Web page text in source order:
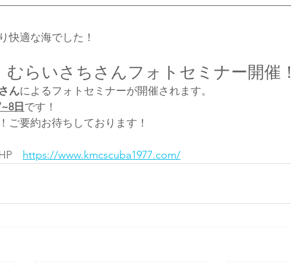
快適な海でした！
むらいさちさんフォトセミナー開催！
んによるフォトセミナーが開催されます。
日です！
ご要約お待ちしております！
https://www.kmcscuba1977.com/